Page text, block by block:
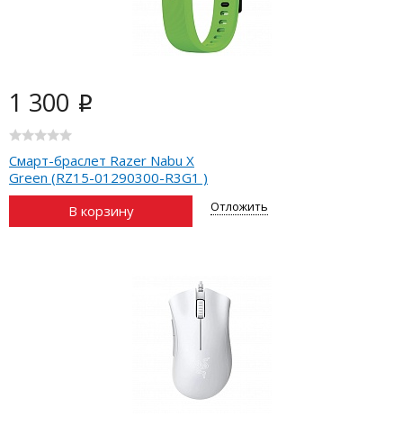
1 300 i
Cмарт-браслет Razer Nabu X
Green (RZ15-01290300-R3G1 )
В корзину
Отложить